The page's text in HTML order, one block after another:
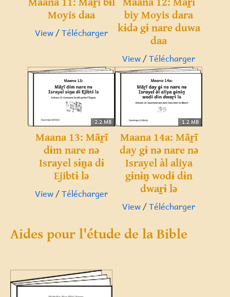
Maana 11: Mãr̰ĩ bɨl
Moyis daa
View /Télécharger
Maana 12: Mãr̰ĩ
biy Moyis dara
kɨdə gɨ nare duwa
daa
View /Télécharger
2.2 MB
Maana 13: Mãr̰ĩ
dɨm nare nə
Israyel sɨn̰a dɨ
Ejibtɨ lə
View /Télécharger
1.2 MB
Maana 14a: Mãr̰ĩ
day gɨ nə nare nə
Israyel àl aliya
gɨnɨn̰ wodɨ dɨn
dwar̰ɨ lə
View /Télécharger
Aides pour l'étude de la Bible